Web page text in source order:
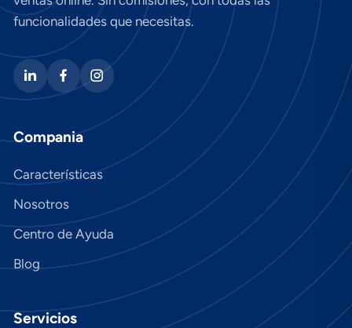
funcionalidades que necesitas.
Compania
Características
Nosotros
Centro de Ayuda
Blog
Servicios